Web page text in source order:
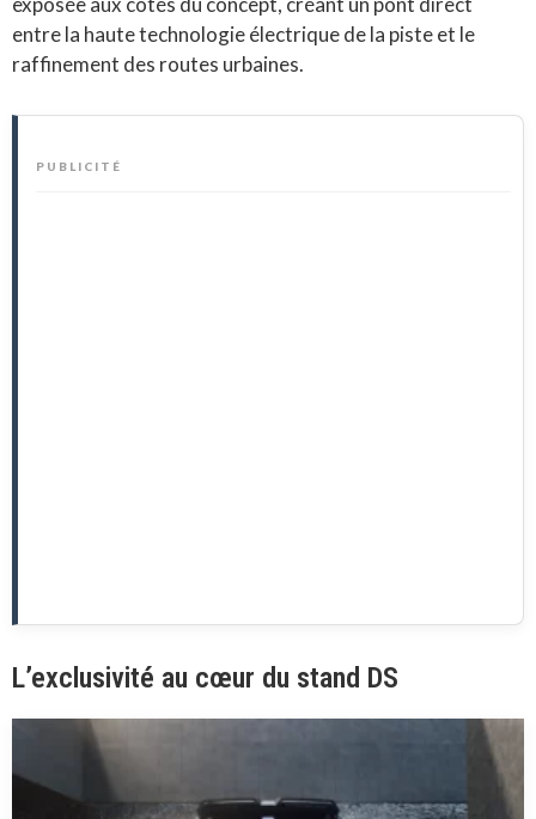
entre la haute technologie électrique de la piste et le
raffinement des routes urbaines.
L’exclusivité au cœur du stand DS